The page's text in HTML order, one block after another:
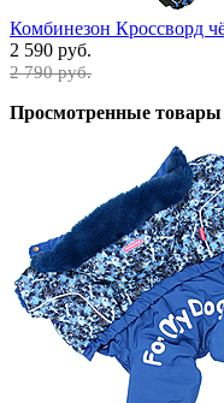
Комбинезон Кроссворд
2 590 руб.
2 790 руб.
Просмотренные товары